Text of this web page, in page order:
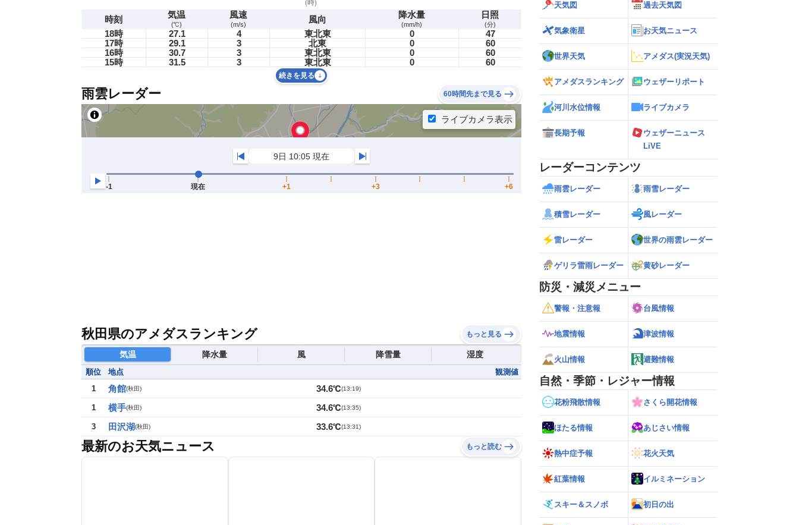
時刻 気温
(℃)
風速
(m/s) 風向 降水量
(mm/h)
日照
(分)
18時 27.1 4 東北東 0
47
17時
29.1 3 北東 0
60
16時
30.7 3 東北東 0
60
15時
31.5 3 東北東 0 60
続きを見る
雨雲レーダー 60時間先まで見る
秋田県のアメダスランキング もっと見る
気温 降水量 風 降雪量 湿度
順位 地点
観測値
1
角館(秋田) 34.6℃(13:19)
1 横手(秋田) 34.6℃(13:35)
3 田沢湖(秋田) 33.6℃(13:31)
最新のお天気ニュース もっと読む
天気図 過去天気図
気象衛星 お天気ニュース
世界天気 アメダス(実況天気)
アメダスランキング ウェザーリポート
河川水位情報 ライブカメラ
長期予報
ウェザーニュース
LiVE
レーダーコンテンツ
雨雲レーダー 雨雪レーダー
積雪レーダー 風レーダー
雷レーダー 世界の雨雲レーダー
ゲリラ雷雨レーダー 黄砂レーダー
防災・減災メニュー
警報・注意報 台風情報
地震情報 津波情報
火山情報 避難情報
自然・季節・レジャー情報
花粉飛散情報 さくら開花情報
ほたる情報 あじさい情報
熱中症予報 花火天気
紅葉情報 イルミネーション
スキー＆スノボ 初日の出